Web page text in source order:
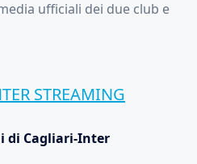
ufficiali dei due club e
STREAMING
di Cagliari-Inter